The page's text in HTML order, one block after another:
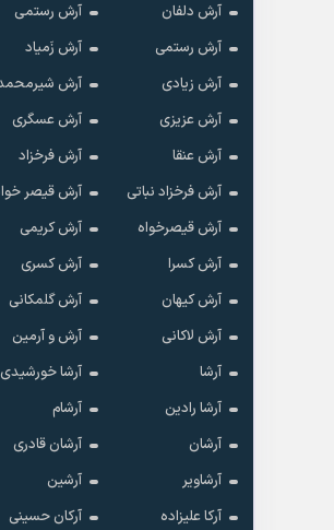
آرش دلفان
آرش رستمى
آرش رستمی
آرش زَمیاد
آرش زیادی
آرش
آرش عزیزی
آرش عسگری
آرش عنقا
آرش فرخزاد
آرش فرخزاد نباتی
آرش قیصر
آرش قیصرخواه
آرش کریمی
آرش کسرا
آرش کسری
آرش کیهان
آرش گلمکانی
آرش لاکانی
آرش و آرمین
آرشا
آرشا خورشیدی
آرشا رادین
آرشام
آرشان
آرشان قادری
آرشاویر
آرشین
آرکا علیزاده
آرکان حسینی